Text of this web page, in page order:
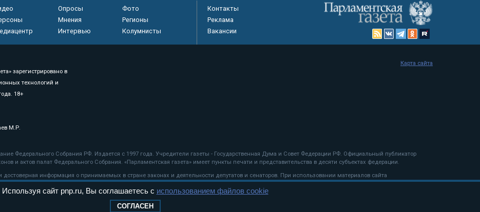
Опросы
Фото
Мнения
Регионы
Интервью Колумнисты
Контакты
Реклама
Вакансии
зарегистрировано в
технологий и
18+
М.Р.
Федерального Собрания РФ. Издается с 1997 года. Учредители газеты - Государственная Дума и Совет Федерации РФ. Официальный публикатор
и актов палат Федерального Собрания. «Парламентская газета» имеет пункты печати и представительства в десяти субъектах федерации.
информация о принимаемых в стране законах и деятельности депутатов и сенаторов. При использовании материалов сайта
технологии
Карта сайта
Используя сайт pnp.ru, Вы соглашаетесь с использованием файлов cookie
СОГЛАСЕН